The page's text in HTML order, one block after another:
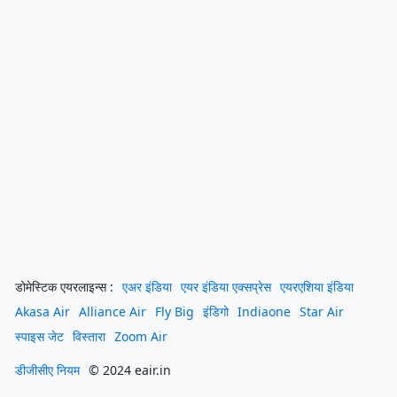
डोमेस्टिक एयरलाइन्स : एअर इंडिया एयर इंडिया एक्सप्रेस एयरएशिया इंडिया
Akasa Air Alliance Air Fly Big इंडिगो Indiaone Star Air
स्पाइस जेट विस्तारा Zoom Air
डीजीसीए नियम © 2024 eair.in